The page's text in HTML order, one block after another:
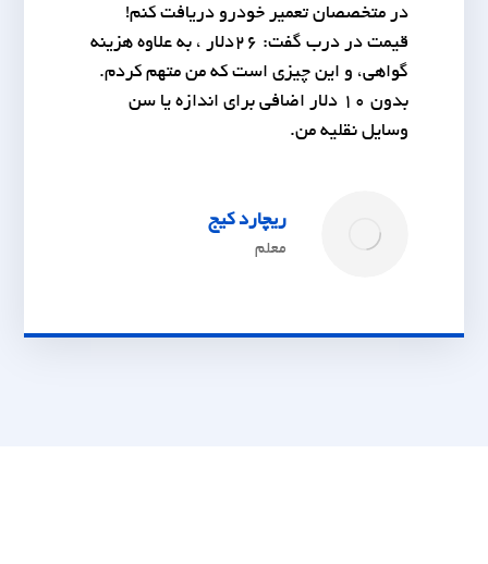
در متخصصان تعمیر خودرو دریافت کنم!
قیمت در درب گفت: 26دلار ، به علاوه هزینه
گواهی، و این چیزی است که من متهم کردم.
بدون 10 دلار اضافی برای اندازه یا سن
وسایل نقلیه من.
ریچارد کیج
معلم